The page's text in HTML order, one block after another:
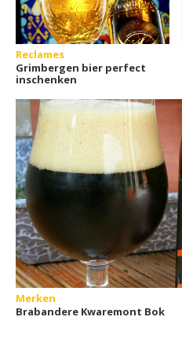
Reclames
Grimbergen bier perfect
inschenken
Merken
Brabandere Kwaremont Bok